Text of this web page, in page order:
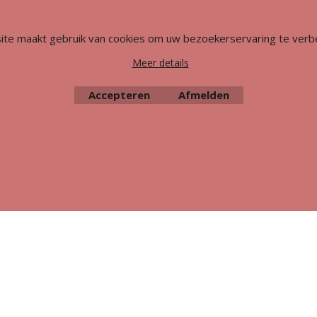
maakt gebruik van cookies om uw bezoekerservaring te
Meer details
Accepteren Afmelden